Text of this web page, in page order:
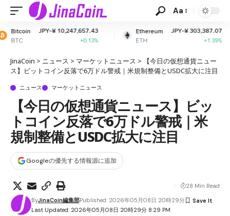
Aa
10,247,657.43
Ethereum
ETH
JPY-¥ 303,387.07
XRP
XRP
JinaCoin > ニュース > マーケットニュース >
【今日の仮想通貨ニュー
ス】ビットコイン反落で6万ドル警戒｜米規制整備とUSDC拡大に注目
ニュース マーケットニュース
【今日の仮想通貨ニュース】ビッ
トコイン反落で6万ドル警戒｜米
規制整備とUSDC拡大に注目
Googleの優先する情報源に追加
Last Updated: 2026年05月08日 20時29分 8:29 PM
ByJinaCoin編集部Published: 2026年05月08日 20時29分
28 Min Read